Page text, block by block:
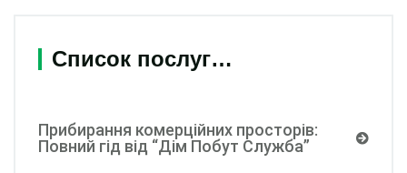
Список послуг…
Прибирання комерційних просторів:
Повний гід від “Дім Побут Служба”